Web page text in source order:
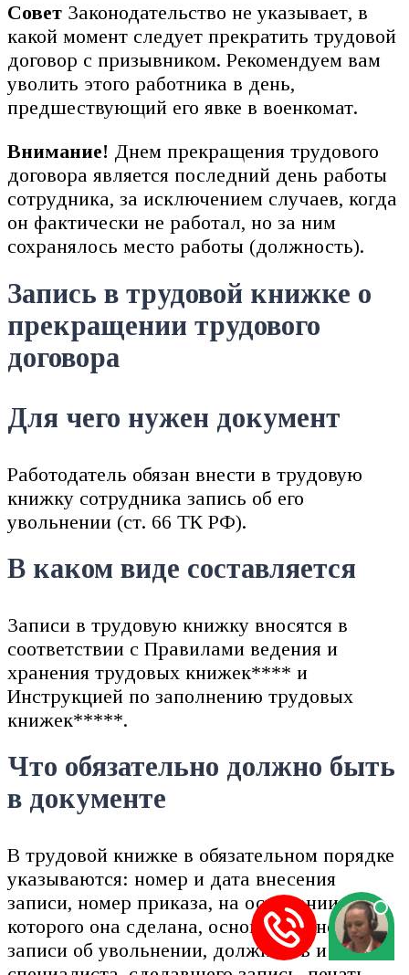
Совет Законодательство не указывает, в
какой момент следует прекратить трудовой
договор с призывником. Рекомендуем вам
уволить этого работника в день,
предшествующий его явке в военкомат.
Внимание! Днем прекращения трудового
договора является последний день работы
сотрудника, за исключением случаев, когда
он фактически не работал, но за ним
сохранялось место работы (должность).
Запись в трудовой книжке о
прекращении трудового
договора
Для чего нужен документ
Работодатель обязан внести в трудовую
книжку сотрудника запись об его
увольнении (ст. 66 ТК РФ).
В каком виде составляется
Записи в трудовую книжку вносятся в
соответствии с Правилами ведения и
хранения трудовых книжек**** и
Инструкцией по заполнению трудовых
книжек*****.
Что обязательно должно быть
в документе
В трудовой книжке в обязательном порядке
указываются: номер и дата внесения
записи, номер приказа, на основании
которого она сделана, основание внесении
записи об увольнении, должность и имя